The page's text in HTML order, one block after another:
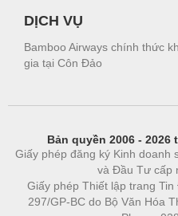
DỊCH VỤ
Bamboo Airways chính thức
gia tại Côn Đảo
Bản quyền 2006 -
Giấy phép đăng ký Kinh doanh
và Đầu Tư cấp
Giấy phép Thiết lập trang
297/GP-BC do Bộ Văn Hóa